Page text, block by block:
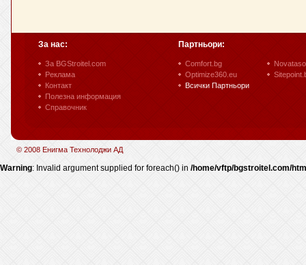
За нас:
За BGStroitel.com
Реклама
Контакт
Полезна информация
Справочник
Партньори:
Comfort.bg
Optimize360.eu
Всички Партньори
© 2008 Енигма Технолоджи АД
Warning: Invalid argument supplied for foreach() in /home/vftp/bgstroitel.com/